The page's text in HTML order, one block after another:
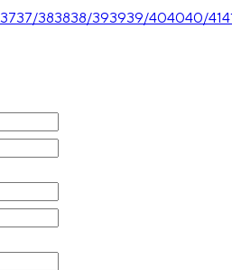
3737/383838/393939/404040/41